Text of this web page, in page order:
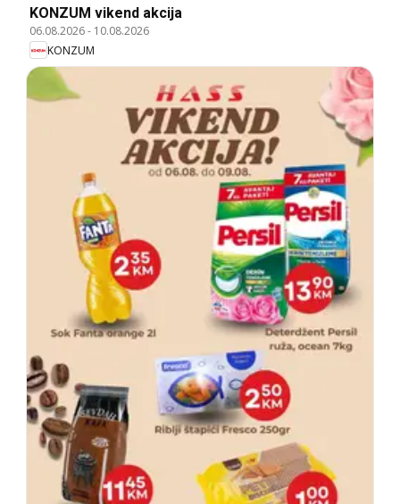
KONZUM vikend akcija
06.08.2026- 10.08.2026
KONZUM